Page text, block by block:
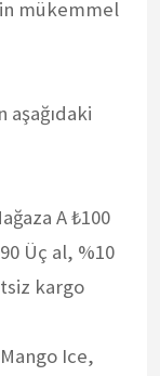
mükemmel
aşağıdaki
A ₺100
Üç al, %10
kargo
Ice,